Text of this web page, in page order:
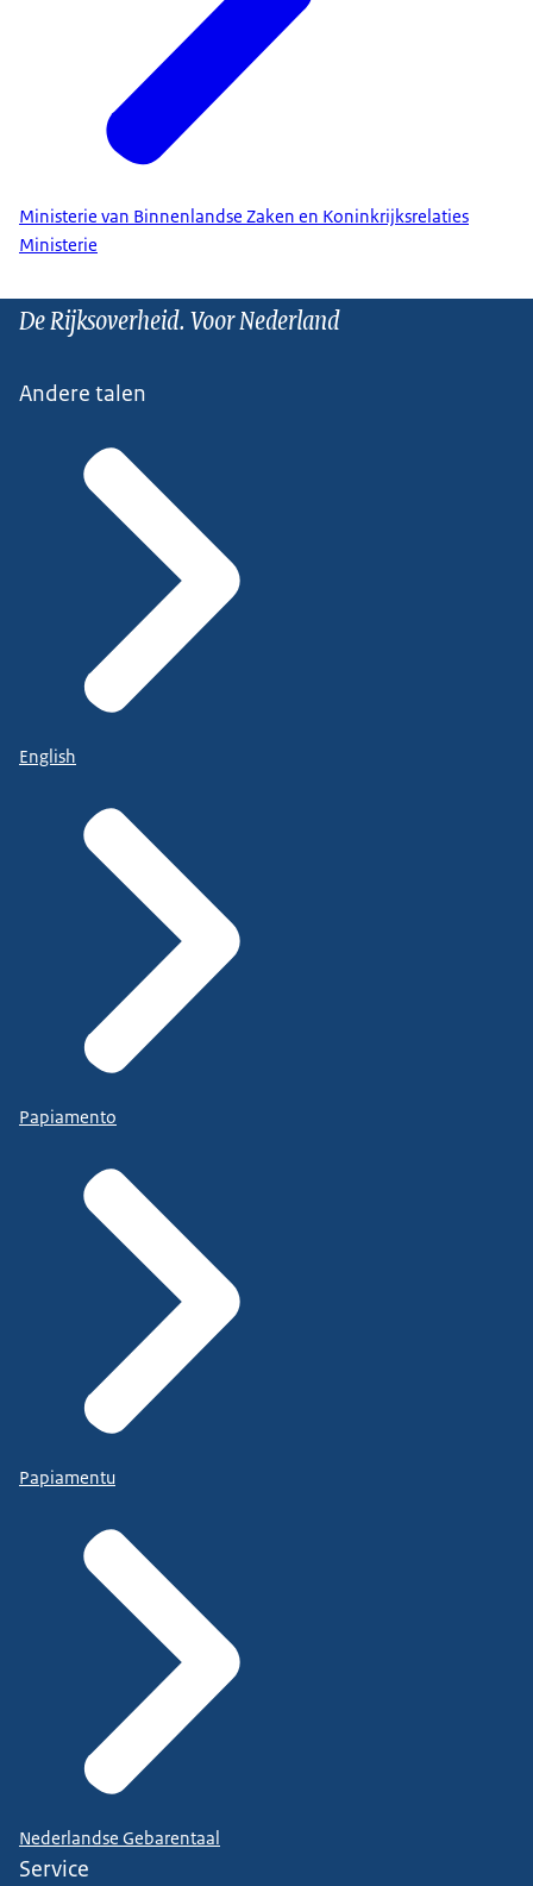
Ministerie van Binnenlandse Zaken en Koninkrijksrelaties
Ministerie
De Rijksoverheid. Voor Nederland
Andere talen
English
Papiamento
Papiamentu
Nederlandse Gebarentaal
Service